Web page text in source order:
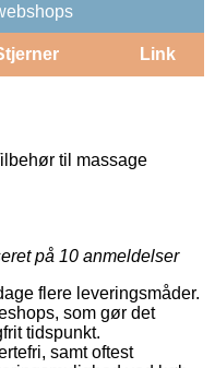
Link
til massage
på 10 anmeldelser
flere leveringsmåder.
som gør det
tidspunkt.
samt oftest